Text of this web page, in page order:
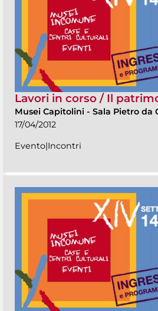
Lavori in corso / Il
Musei Capitolini - Sala Pietro da
17/04/2012
Evento|Incontri